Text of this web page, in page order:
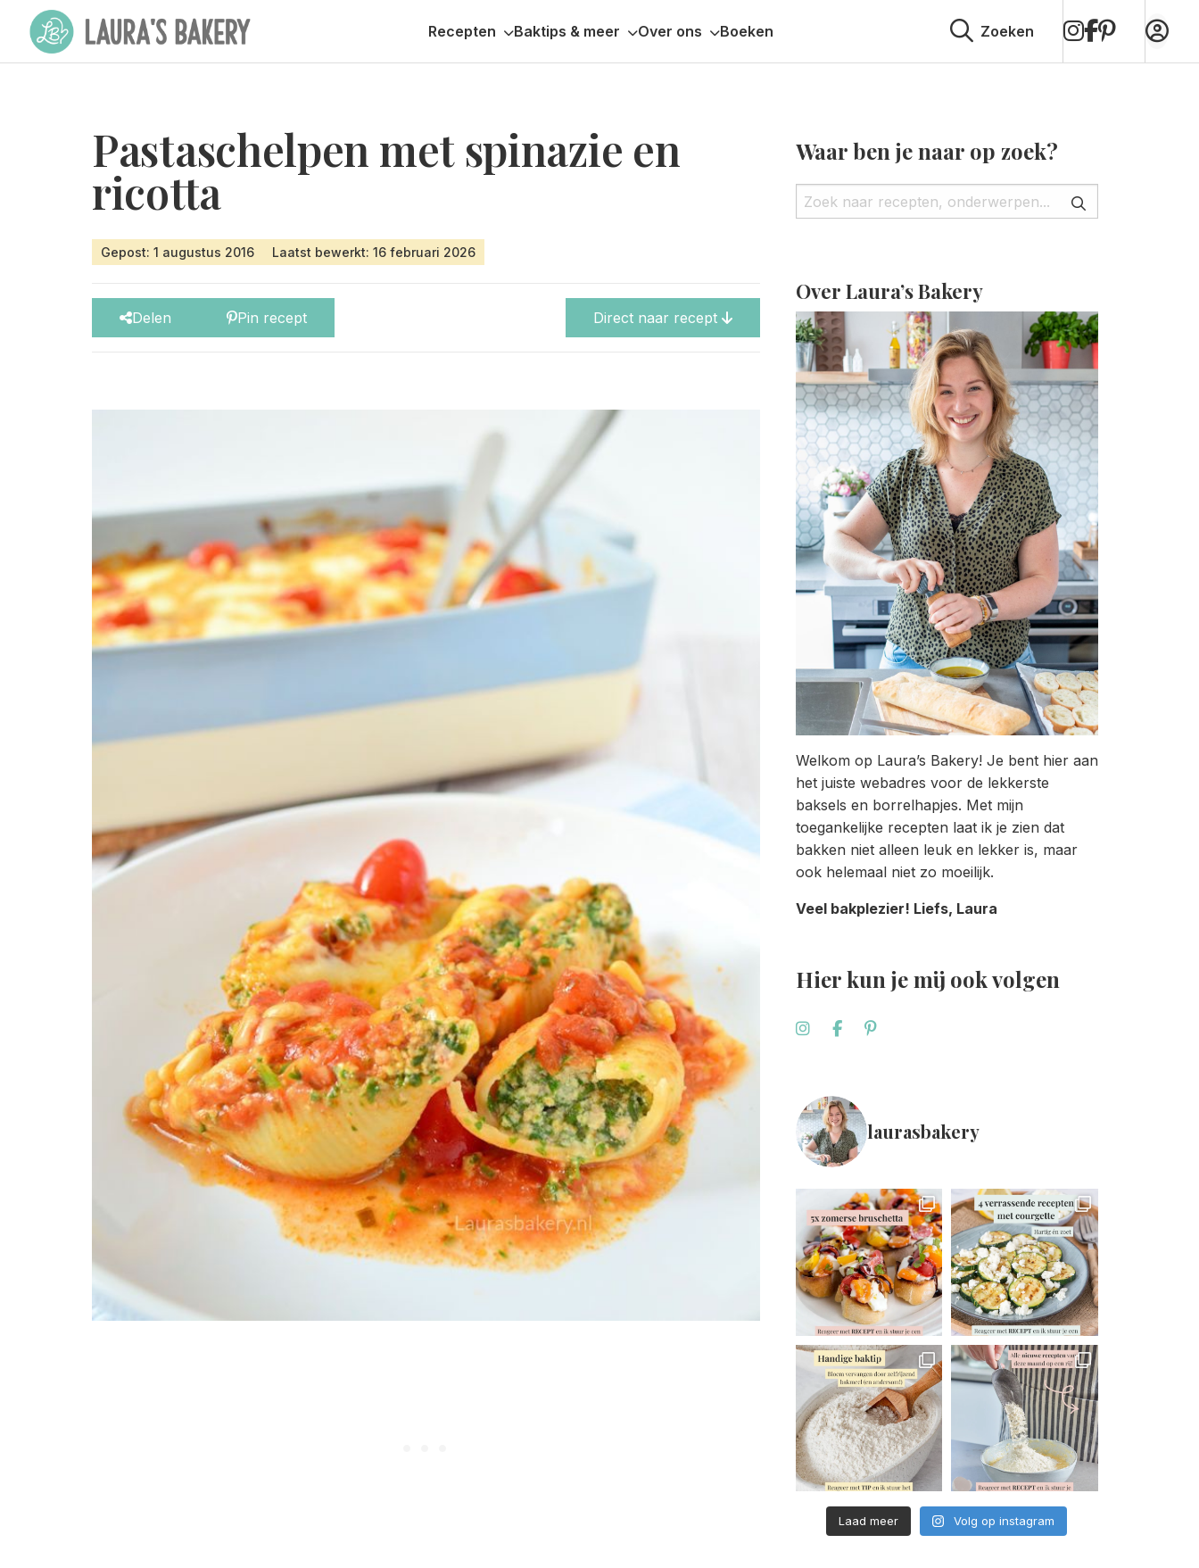
Recepten Baktips & meer Over ons Boeken Zoeken
op
Instagram
op
Facebook
op
Pinterest
Pastaschelpen met spinazie en
ricotta
Gepost: 1 augustus 2016 Laatst bewerkt: 16 februari 2026
Delen Pin recept Direct naar recept
Waar ben je naar op zoek?
Over Laura’s Bakery
Welkom op Laura’s Bakery! Je bent hier aan
het juiste webadres voor de lekkerste
baksels en borrelhapjes. Met mijn
toegankelijke recepten laat ik je zien dat
bakken niet alleen leuk en lekker is, maar
ook helemaal niet zo moeilijk.
Veel bakplezier! Liefs, Laura
Hier kun je mij ook volgen
laurasbakery
Laad meer Volg op instagram